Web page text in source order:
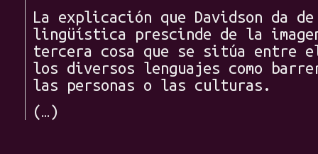
La explicación que Davidson da
lingüística prescinde de la
tercera cosa que se sitúa entre
los diversos lenguajes como
las personas o las culturas.
(…)